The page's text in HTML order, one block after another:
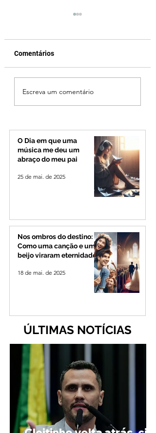
Reviravolta na política
mineira: Cleitinho
desiste de disputar o
permanecerá no
Senado
Comentários
Escreva um comentário
O Dia em que uma
música me deu um
abraço do meu pai
25 de mai. de 2025
Nos ombros do destino:
Como uma canção e um
beijo viraram eternidade
18 de mai. de 2025
ÚLTIMAS NOTÍCIAS